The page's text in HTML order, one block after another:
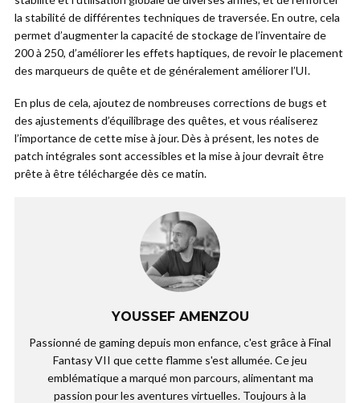
la stabilité de différentes techniques de traversée. En outre, cela
permet d’augmenter la capacité de stockage de l’inventaire de
200 à 250, d’améliorer les effets haptiques, de revoir le placement
des marqueurs de quête et de généralement améliorer l’UI.
En plus de cela, ajoutez de nombreuses corrections de bugs et
des ajustements d’équilibrage des quêtes, et vous réaliserez
l’importance de cette mise à jour. Dès à présent, les notes de
patch intégrales sont accessibles et la mise à jour devrait être
prête à être téléchargée dès ce matin.
YOUSSEF AMENZOU
Passionné de gaming depuis mon enfance, c'est grâce à Final
Fantasy VII que cette flamme s'est allumée. Ce jeu
emblématique a marqué mon parcours, alimentant ma
passion pour les aventures virtuelles. Toujours à la